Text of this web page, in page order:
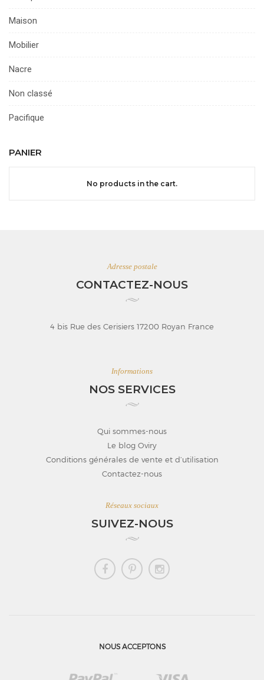
Maison
Mobilier
Nacre
Non classé
Pacifique
PANIER
No products in the cart.
Adresse postale
CONTACTEZ-NOUS
4 bis Rue des Cerisiers 17200 Royan France
Informations
NOS SERVICES
Qui sommes-nous
Le blog Oviry
Conditions générales de vente et d’utilisation
Contactez-nous
Réseaux sociaux
SUIVEZ-NOUS
NOUS ACCEPTONS